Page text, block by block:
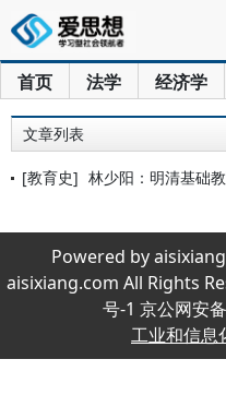
首页 法学 经济学
文章列表
[教育史] 林少阳：明清基础教育
Powered by
aisixiang.com All Rights
号-1 京公网安
工业和信息